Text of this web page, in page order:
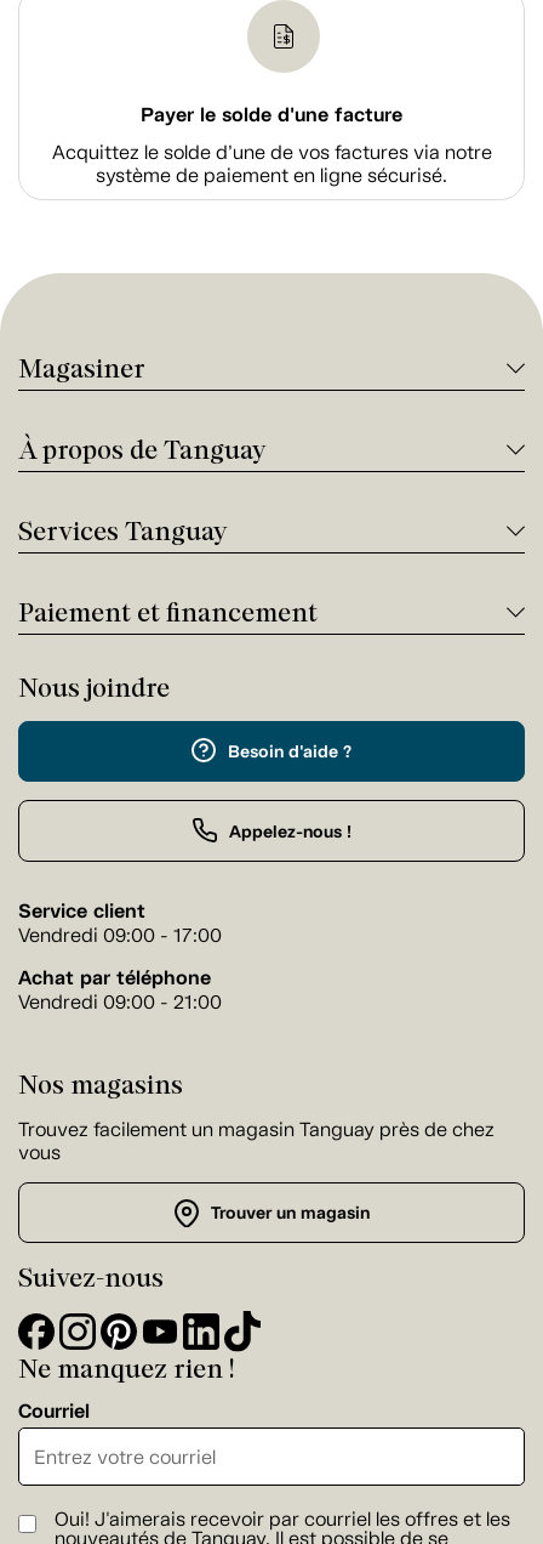
Payer le solde d'une facture
Acquittez le solde d’une de vos factures via notre
système de paiement en ligne sécurisé.
Magasiner
À propos de Tanguay
Services Tanguay
Paiement et financement
Nous joindre
Besoin d'aide ?
Appelez-nous !
Service client
Vendredi 09:00 - 17:00
Achat par téléphone
Vendredi 09:00 - 21:00
Nos magasins
Trouvez facilement un magasin Tanguay près de chez
vous
Trouver un magasin
Suivez-nous
Ne manquez rien !
Courriel
Oui! J'aimerais recevoir par courriel les offres et les
nouveautés de Tanguay. Il est possible de se